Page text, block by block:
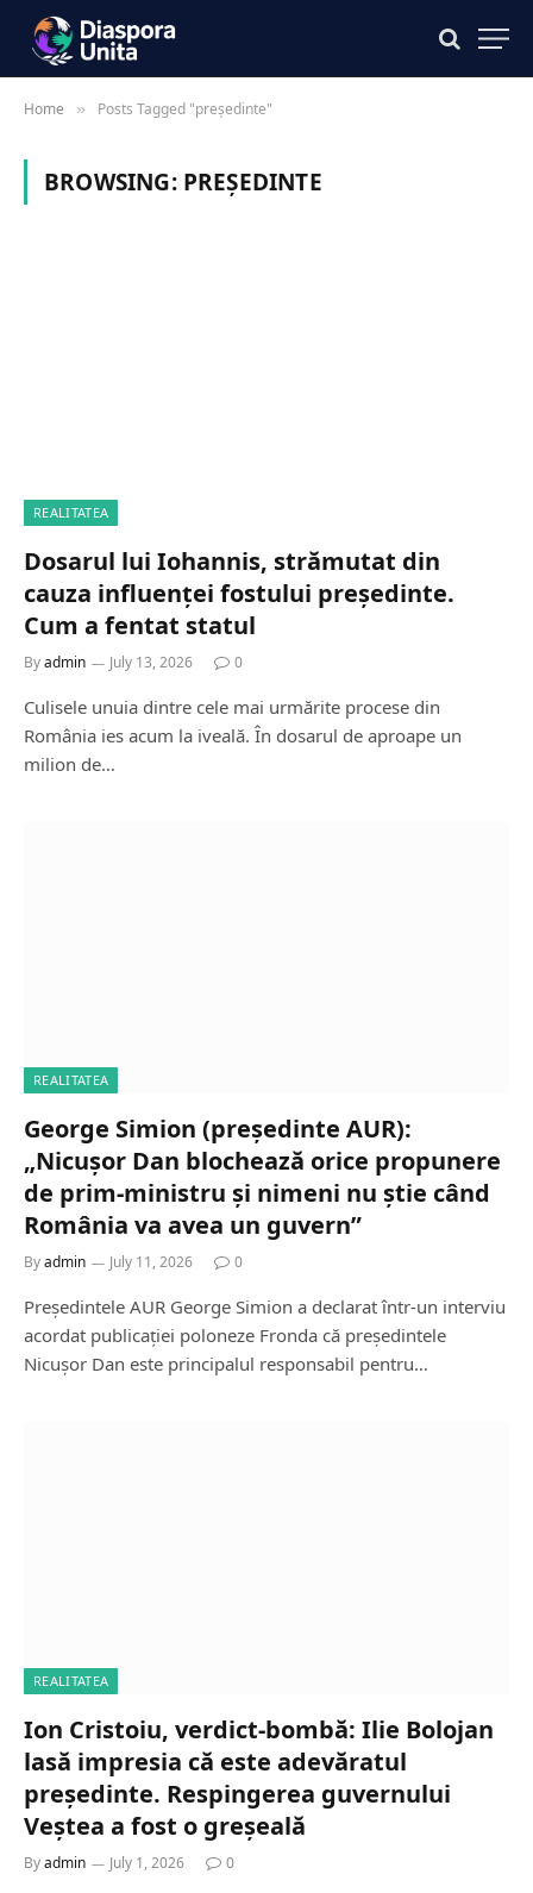
Home » Posts Tagged "președinte"
BROWSING: PREȘEDINTE
REALITATEA
Dosarul lui Iohannis, strămutat din
cauza influenței fostului președinte.
Cum a fentat statul
Byadmin July 13, 2026 0
Culisele unuia dintre cele mai urmărite procese din
România ies acum la iveală. În dosarul de aproape un
milion de…
REALITATEA
George Simion (președinte AUR):
„Nicușor Dan blochează orice propunere
de prim-ministru și nimeni nu știe când
România va avea un guvern”
Byadmin July 11, 2026 0
Președintele AUR George Simion a declarat într-un interviu
acordat publicației poloneze Fronda că președintele
Nicușor Dan este principalul responsabil pentru…
REALITATEA
Ion Cristoiu, verdict-bombă: Ilie Bolojan
lasă impresia că este adevăratul
președinte. Respingerea guvernului
Veștea a fost o greșeală
Byadmin July 1, 2026 0